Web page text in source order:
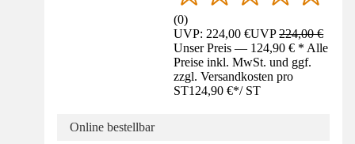
(0)
UVP: 224,00 €UVP224,00 €
Unser Preis — 124,90 € * Alle
Preise inkl. MwSt. und ggf.
zzgl. Versandkosten pro
ST124,90 €*/ ST
Online bestellbar